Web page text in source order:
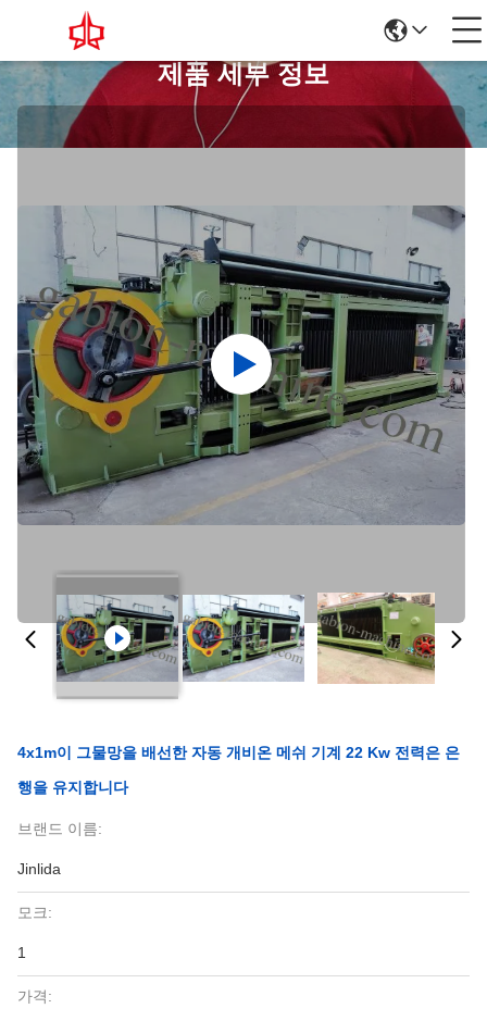
제품 세부 정보
4x1m이 그물망을 배선한 자동 개비온 메쉬 기계 22 Kw 전력은 은
행을 유지합니다
브랜드 이름:
Jinlida
모크:
1
가격: